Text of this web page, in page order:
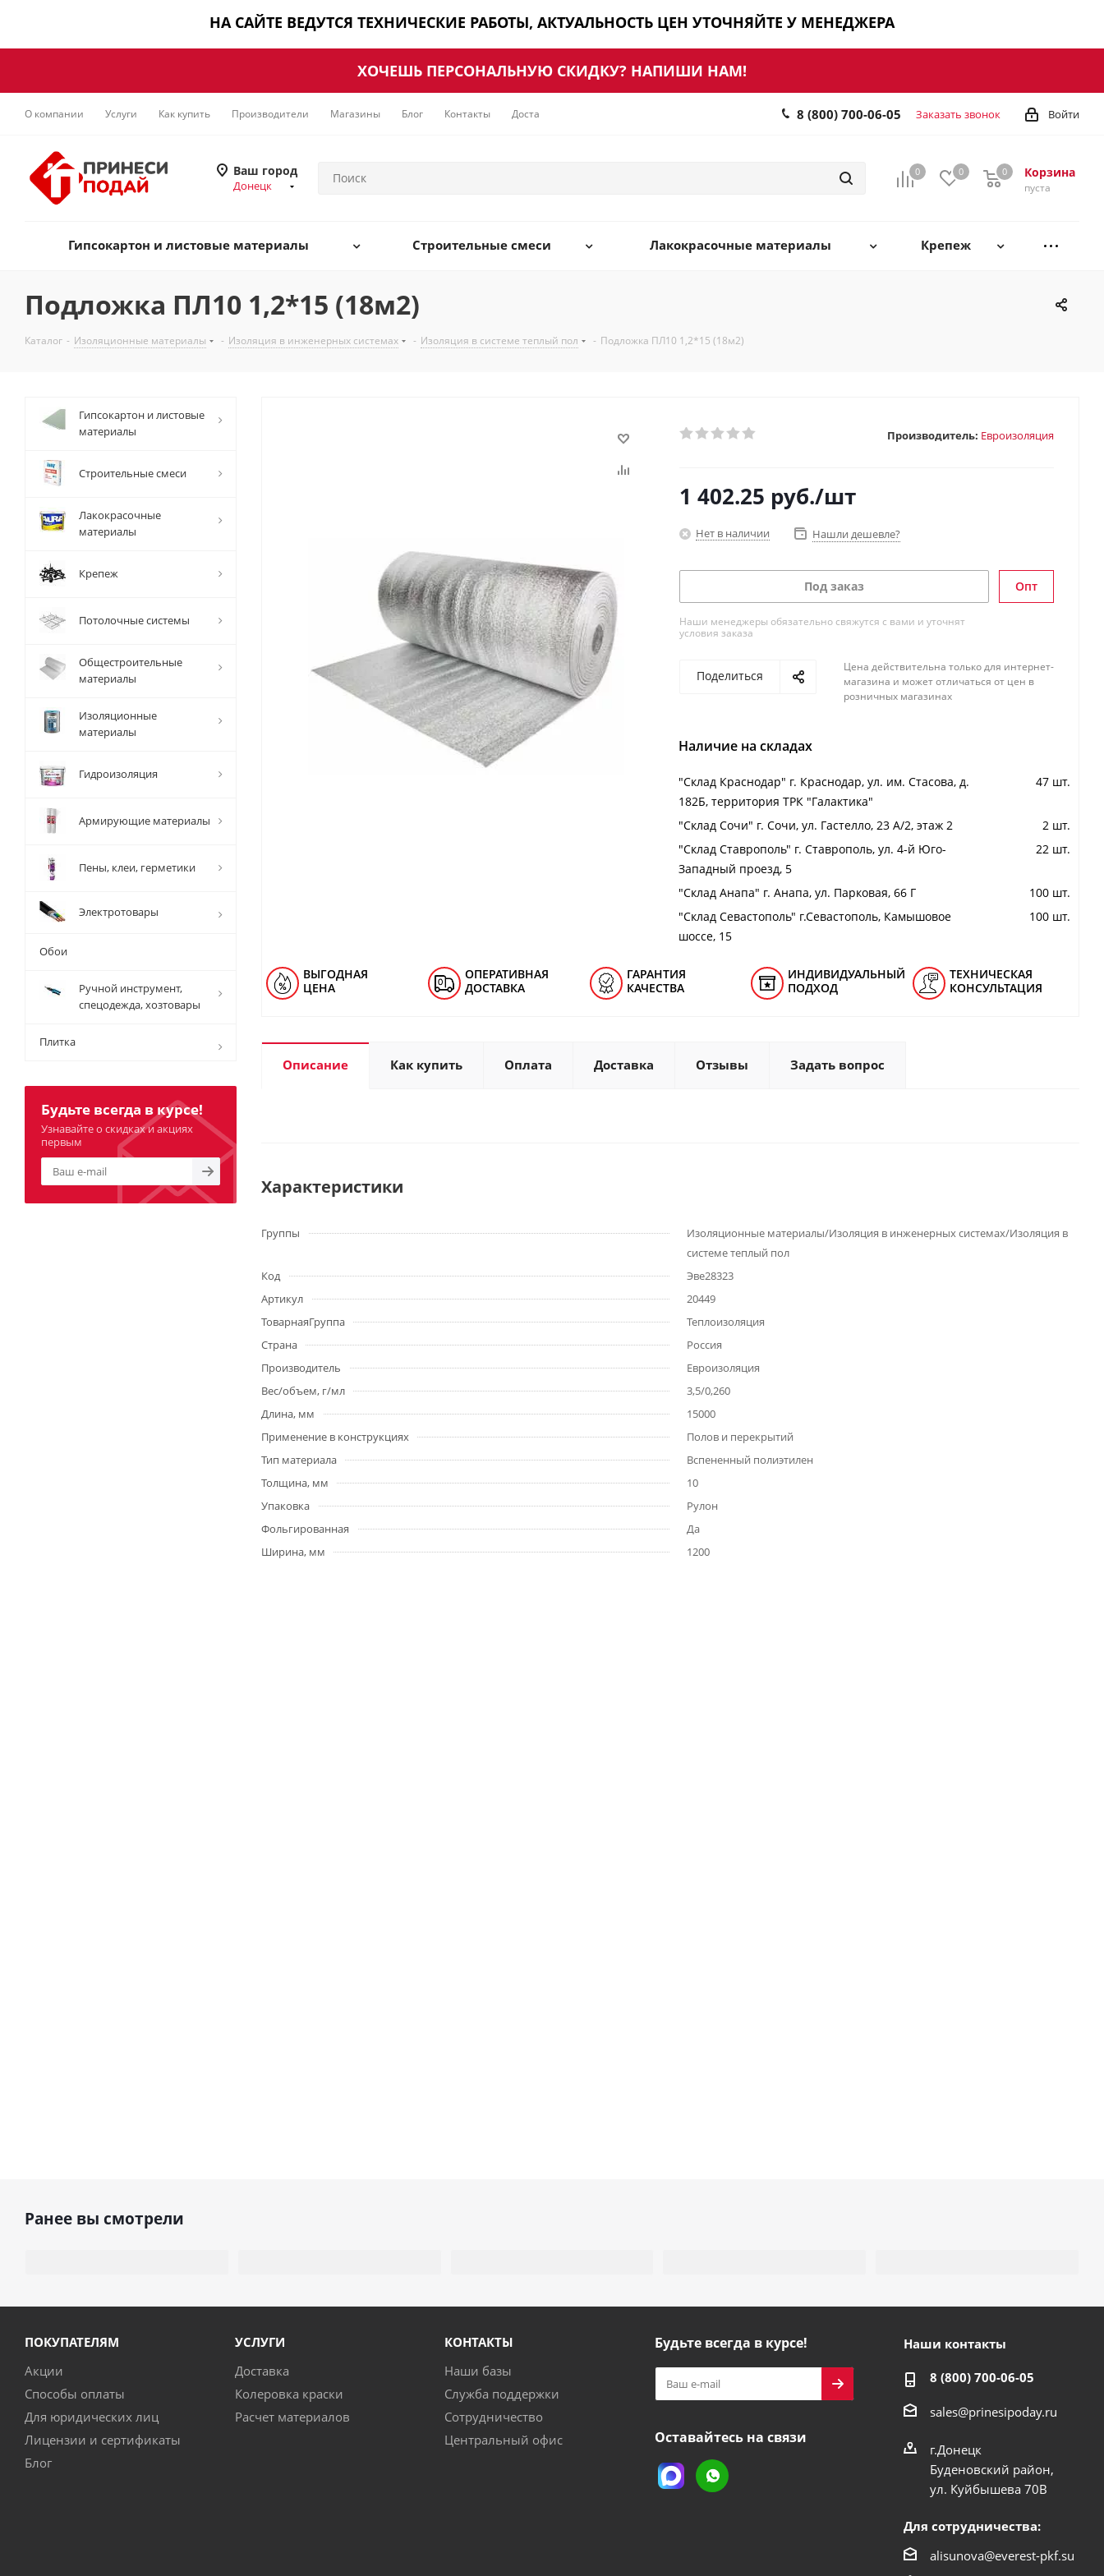
НА САЙТЕ ВЕДУТСЯ ТЕХНИЧЕСКИЕ РАБОТЫ, АКТУАЛЬНОСТЬ ЦЕН УТОЧНЯЙТЕ У МЕНЕДЖЕРА
ХОЧЕШЬ ПЕРСОНАЛЬНУЮ СКИДКУ? НАПИШИ НАМ!
О компании Услуги Как купить Производители Магазины Блог Контакты Доставка Войти
8 (800) 700-06-05 Заказать звонок
Ваш город
Донецк
0 0 Корзина
0
пуста
0
Гипсокартон и листовые материалы Строительные смеси Лакокрасочные материалы Крепеж
Подложка ПЛ10 1,2*15 (18м2)
Каталог - Изоляционные материалы - Изоляция в инженерных системах - Изоляция в системе теплый пол - Подложка ПЛ10 1,2*15 (18м2)
Производитель: Евроизоляция
1 402.25 руб./шт
Нет в наличии Нашли дешевле?
Под заказ
Наши менеджеры обязательно свяжутся с вами и уточнят
условия заказа
Опт
Поделиться
Цена действительна только для интернет-
магазина и может отличаться от цен в
розничных магазинах
Наличие на складах
"Cклад Краснодар" г. Краснодар, ул. им. Стасова, д.
182Б, территория ТРК "Галактика"
47 шт.
"Cклад Сочи" г. Сочи, ул. Гастелло, 23 А/2, этаж 2
2 шт.
"Cклад Ставрополь" г. Ставрополь, ул. 4-й Юго-
Западный проезд, 5
22 шт.
"Cклад Анапа" г. Анапа, ул. Парковая, 66 Г
100 шт.
"Cклад Севастополь" г.Севастополь, Камышовое
шоссе, 15
100 шт.
ВЫГОДНАЯ
ЦЕНА
ОПЕРАТИВНАЯ
ДОСТАВКА
ГАРАНТИЯ
КАЧЕСТВА
ИНДИВИДУАЛЬНЫЙ
ПОДХОД
ТЕХНИЧЕСКАЯ
КОНСУЛЬТАЦИЯ
Описание Как купить Оплата Доставка Отзывы Задать вопрос
Характеристики
Группы
Изоляционные материалы/Изоляция в инженерных системах/Изоляция в
системе теплый пол
Код
Эве28323
Артикул
20449
ТоварнаяГруппа
Теплоизоляция
Страна
Россия
Производитель
Евроизоляция
Вес/объем, г/мл
3,5/0,260
Длина, мм
15000
Применение в конструкциях
Полов и перекрытий
Тип материала
Вспененный полиэтилен
Толщина, мм
10
Упаковка
Рулон
Фольгированная
Да
Ширина, мм
1200
Гипсокартон и листовые
материалы
Строительные смеси
Лакокрасочные
материалы
Крепеж
Потолочные системы
Общестроительные
материалы
Изоляционные
материалы
Гидроизоляция
Армирующие материалы
Пены, клеи, герметики
Электротовары
Обои
Ручной инструмент,
спецодежда, хозтовары
Плитка
Будьте всегда в курсе!
Узнавайте о скидках и акциях
первым
Ранее вы смотрели
ПОКУПАТЕЛЯМ
Акции
Способы оплаты
Для юридических лиц
Лицензии и сертификаты
Блог
УСЛУГИ
Доставка
Колеровка краски
Расчет материалов
КОНТАКТЫ
Наши базы
Служба поддержки
Сотрудничество
Центральный офис
Будьте всегда в курсе!
Оставайтесь на связи
Наши контакты
8 (800) 700-06-05
sales@prinesipoday.ru
г.Донецк
Буденовский район,
ул. Куйбышева 70В
Для сотрудничества:
alisunova@everest-pkf.su